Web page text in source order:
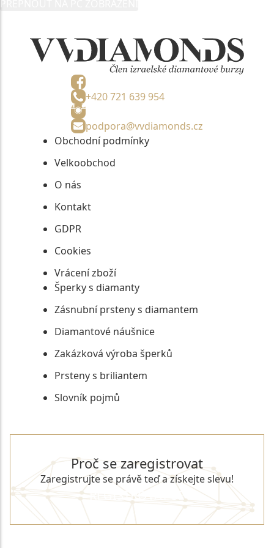
+420 721 639 954
podpora@vvdiamonds.cz
Obchodní podmínky
Velkoobchod
O nás
Kontakt
GDPR
Cookies
Vrácení zboží
Šperky s diamanty
Zásnubní prsteny s diamantem
Diamantové náušnice
Zakázková výroba šperků
Prsteny s briliantem
Slovník pojmů
Proč se zaregistrovat
Zaregistrujte se právě teď a získejte slevu!
REGISTROVAT SE